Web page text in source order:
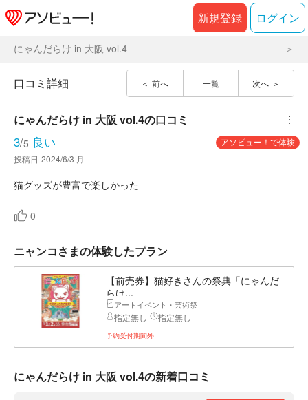
新規登録 ログイン
にゃんだらけ in 大阪 vol.4
前へ 一覧 次へ
口コミ詳細
にゃんだらけ in 大阪 vol.4の口コミ ︙
3/5 良い
アソビュー！で体験
投稿日 2024/6/3 月
猫グッズが豊富で楽しかった
0
ニャンコさまの体験したプラン
【前売券】猫好きさんの祭典「にゃんだ
らけ...
アートイベント・芸術祭
指定無し 指定無し
予約受付期間外
にゃんだらけ in 大阪 vol.4の新着口コミ